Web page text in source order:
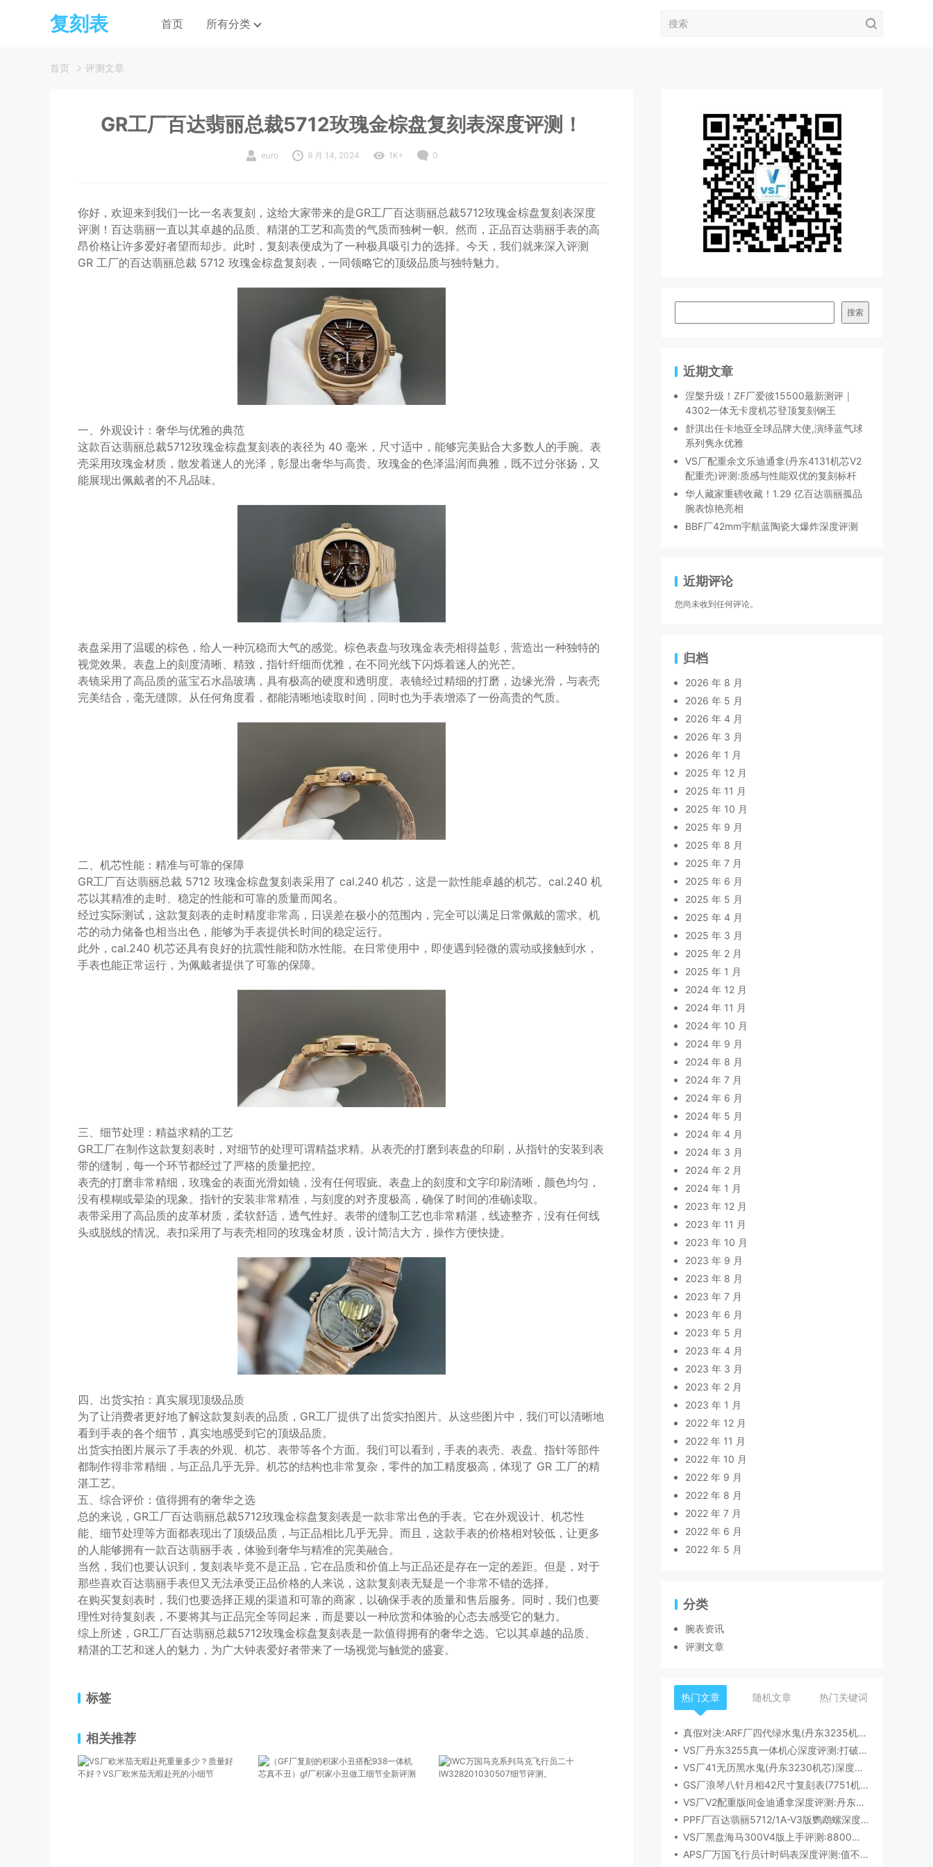
复刻表 首页 所有分类
首页 评测文章
GR工厂百达翡丽总裁5712玫瑰金棕盘复刻表深度评测！
euro 9 月 14, 2024 1K+ 0
你好，欢迎来到我们一比一名表复刻，这给大家带来的是GR工厂百达翡丽总裁5712玫瑰金棕盘复刻表深度
评测！百达翡丽一直以其卓越的品质、精湛的工艺和高贵的气质而独树一帜。然而，正品百达翡丽手表的高
昂价格让许多爱好者望而却步。此时，复刻表便成为了一种极具吸引力的选择。今天，我们就来深入评测
GR 工厂的百达翡丽总裁 5712 玫瑰金棕盘复刻表，一同领略它的顶级品质与独特魅力。
一、外观设计：奢华与优雅的典范
这款百达翡丽总裁5712玫瑰金棕盘复刻表的表径为 40 毫米，尺寸适中，能够完美贴合大多数人的手腕。表
壳采用玫瑰金材质，散发着迷人的光泽，彰显出奢华与高贵。玫瑰金的色泽温润而典雅，既不过分张扬，又
能展现出佩戴者的不凡品味。
表盘采用了温暖的棕色，给人一种沉稳而大气的感觉。棕色表盘与玫瑰金表壳相得益彰，营造出一种独特的
视觉效果。表盘上的刻度清晰、精致，指针纤细而优雅，在不同光线下闪烁着迷人的光芒。
表镜采用了高品质的蓝宝石水晶玻璃，具有极高的硬度和透明度。表镜经过精细的打磨，边缘光滑，与表壳
完美结合，毫无缝隙。从任何角度看，都能清晰地读取时间，同时也为手表增添了一份高贵的气质。
二、机芯性能：精准与可靠的保障
GR工厂百达翡丽总裁 5712 玫瑰金棕盘复刻表采用了 cal.240 机芯，这是一款性能卓越的机芯。cal.240 机
芯以其精准的走时、稳定的性能和可靠的质量而闻名。
经过实际测试，这款复刻表的走时精度非常高，日误差在极小的范围内，完全可以满足日常佩戴的需求。机
芯的动力储备也相当出色，能够为手表提供长时间的稳定运行。
此外，cal.240 机芯还具有良好的抗震性能和防水性能。在日常使用中，即使遇到轻微的震动或接触到水，
手表也能正常运行，为佩戴者提供了可靠的保障。
三、细节处理：精益求精的工艺
GR工厂在制作这款复刻表时，对细节的处理可谓精益求精。从表壳的打磨到表盘的印刷，从指针的安装到表
带的缝制，每一个环节都经过了严格的质量把控。
表壳的打磨非常精细，玫瑰金的表面光滑如镜，没有任何瑕疵。表盘上的刻度和文字印刷清晰，颜色均匀，
没有模糊或晕染的现象。指针的安装非常精准，与刻度的对齐度极高，确保了时间的准确读取。
表带采用了高品质的皮革材质，柔软舒适，透气性好。表带的缝制工艺也非常精湛，线迹整齐，没有任何线
头或脱线的情况。表扣采用了与表壳相同的玫瑰金材质，设计简洁大方，操作方便快捷。
四、出货实拍：真实展现顶级品质
为了让消费者更好地了解这款复刻表的品质，GR工厂提供了出货实拍图片。从这些图片中，我们可以清晰地
看到手表的各个细节，真实地感受到它的顶级品质。
出货实拍图片展示了手表的外观、机芯、表带等各个方面。我们可以看到，手表的表壳、表盘、指针等部件
都制作得非常精细，与正品几乎无异。机芯的结构也非常复杂，零件的加工精度极高，体现了 GR 工厂的精
湛工艺。
五、综合评价：值得拥有的奢华之选
总的来说，GR工厂百达翡丽总裁5712玫瑰金棕盘复刻表是一款非常出色的手表。它在外观设计、机芯性
能、细节处理等方面都表现出了顶级品质，与正品相比几乎无异。而且，这款手表的价格相对较低，让更多
的人能够拥有一款百达翡丽手表，体验到奢华与精准的完美融合。
当然，我们也要认识到，复刻表毕竟不是正品，它在品质和价值上与正品还是存在一定的差距。但是，对于
那些喜欢百达翡丽手表但又无法承受正品价格的人来说，这款复刻表无疑是一个非常不错的选择。
在购买复刻表时，我们也要选择正规的渠道和可靠的商家，以确保手表的质量和售后服务。同时，我们也要
理性对待复刻表，不要将其与正品完全等同起来，而是要以一种欣赏和体验的心态去感受它的魅力。
综上所述，GR工厂百达翡丽总裁5712玫瑰金棕盘复刻表是一款值得拥有的奢华之选。它以其卓越的品质、
精湛的工艺和迷人的魅力，为广大钟表爱好者带来了一场视觉与触觉的盛宴。
标签
相关推荐
搜索
近期文章
涅槃升级！ZF厂爱彼15500最新测评｜
4302一体无卡度机芯登顶复刻钢王
舒淇出任卡地亚全球品牌大使,演绎蓝气球
系列隽永优雅
VS厂配重余文乐迪通拿(丹东4131机芯V2
配重壳)评测:质感与性能双优的复刻标杆
华人藏家重磅收藏！1.29 亿百达翡丽孤品
腕表惊艳亮相
BBF厂42mm宇航蓝陶瓷大爆炸深度评测
近期评论
您尚未收到任何评论。
归档
2026 年 8 月
2026 年 5 月
2026 年 4 月
2026 年 3 月
2026 年 1 月
2025 年 12 月
2025 年 11 月
2025 年 10 月
2025 年 9 月
2025 年 8 月
2025 年 7 月
2025 年 6 月
2025 年 5 月
2025 年 4 月
2025 年 3 月
2025 年 2 月
2025 年 1 月
2024 年 12 月
2024 年 11 月
2024 年 10 月
2024 年 9 月
2024 年 8 月
2024 年 7 月
2024 年 6 月
2024 年 5 月
2024 年 4 月
2024 年 3 月
2024 年 2 月
2024 年 1 月
2023 年 12 月
2023 年 11 月
2023 年 10 月
2023 年 9 月
2023 年 8 月
2023 年 7 月
2023 年 6 月
2023 年 5 月
2023 年 4 月
2023 年 3 月
2023 年 2 月
2023 年 1 月
2022 年 12 月
2022 年 11 月
2022 年 10 月
2022 年 9 月
2022 年 8 月
2022 年 7 月
2022 年 6 月
2022 年 5 月
分类
腕表资讯
评测文章
热门文章 随机文章 热门关键词
真假对决:ARF厂四代绿水鬼(丹东3235机芯)深度评测
VS厂丹东3255真一体机心深度评测:打破市场乱象,重塑复刻机芯新标杆​
VS厂41无历黑水鬼(丹东3230机芯)深度评测:性能与破绽全解析
GS厂浪琴八针月相42尺寸复刻表(7751机芯)细节全析
VS厂V2配重版间金迪通拿深度评测:丹东4131机芯加持下的165克精密之作​
PPF厂百达翡丽5712/1A-V3版鹦鹉螺深度评测:细节升级直击正品
VS厂黑盘海马300V4版上手评测:8800一体机芯加持,复刻天花板实至名归?
APS厂万国飞行员计时码表深度评测:值不值得入手？